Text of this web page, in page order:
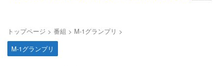
トップページ > 番組 > M-1グランプリ >
M-1グランプリ